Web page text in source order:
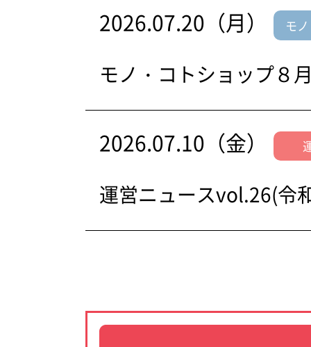
2026.07.20（月） モ
モノ・コトショップ８
2026.07.10（金）
運営ニュースvol.26(令